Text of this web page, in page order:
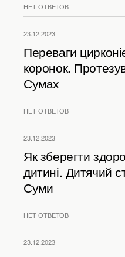
НЕТ ОТВЕТОВ
23.12.2023
Переваги
коронок.
Сумах
НЕТ ОТВЕТОВ
23.12.2023
Як зберегти
дитині. Дитячий
Суми
НЕТ ОТВЕТОВ
23.12.2023